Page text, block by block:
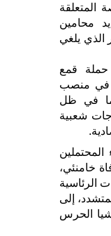
المتعلقة
محامين
الذي يلغي
حملة قمع
في منصب
في ظل
شعبية
المحتملين
خامنئي،
الرئاسية
المتشدد، إلى
الحرس